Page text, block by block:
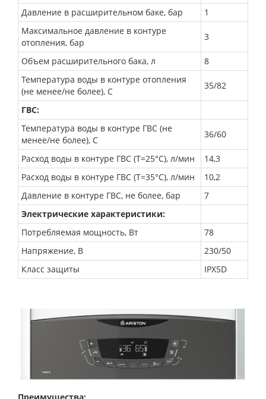
Давление в расширительном баке, бар
1
Максимальное давление в контуре
отопления, бар
3
Объем расширительного бака, л
8
Температура воды в контуре отопления
(не менее/не более), С
35/82
ГВС:
Температура воды в контуре ГВС (не
менее/не более), С
36/60
Расход воды в контуре ГВС (Т=25°С), л/мин
14,3
Расход воды в контуре ГВС (Т=35°С), л/мин
10,2
Давление в контуре ГВС, не более, бар
7
Электрические характеристики:
Потребляемая мощность, Вт
78
Напряжение, В
230/50
Класс защиты
IPX5D